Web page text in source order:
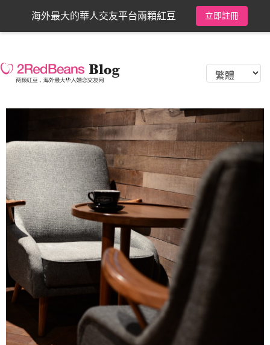
海外最大的華人交友平台兩顆紅豆 立即註冊